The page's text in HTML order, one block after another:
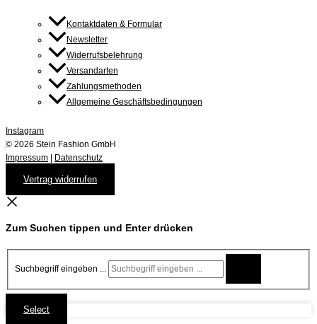
Kontaktdaten & Formular
Newsletter
Widerrufsbelehrung
Versandarten
Zahlungsmethoden
Allgemeine Geschäftsbedingungen
Instagram
© 2026 Stein Fashion GmbH
Impressum
Datenschutz
Vertrag widerrufen
Zum Suchen tippen und Enter drücken
Suchbegriff eingeben ...
Select